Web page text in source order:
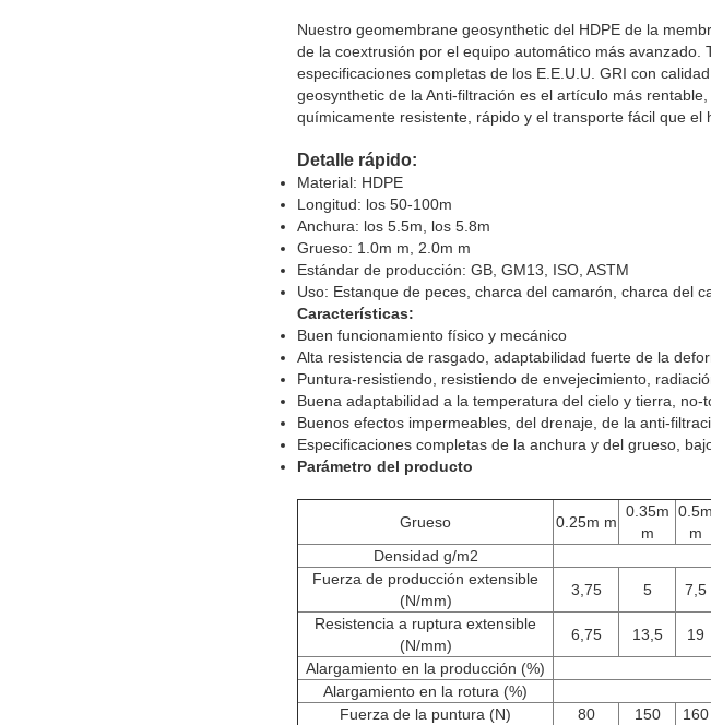
Nuestro geomembrane geosynthetic del HDPE de la
de la coextrusión por el equipo automático más avanzado.
especificaciones completas de los E.E.U.U. GRI con
geosynthetic de la Anti-filtración es el artículo más
químicamente resistente, rápido y el transporte fácil que el
Detalle rápido:
Material: HDPE
Longitud: los 50-100m
Anchura: los 5.5m, los 5.8m
Grueso: 1.0m m, 2.0m m
Estándar de producción: GB, GM13, ISO, ASTM
Uso: Estanque de peces, charca del camarón, charca del
Características:
Buen funcionamiento físico y mecánico
Alta resistencia de rasgado, adaptabilidad fuerte de la
Puntura-resistiendo, resistiendo de envejecimiento,
Buena adaptabilidad a la temperatura del cielo y tierra, no-
Buenos efectos impermeables, del drenaje, de la anti-
Especificaciones completas de la anchura y del grueso,
Parámetro del producto
Grueso 0.25m m
0.35m
m
0.5m
m
Densidad g/m2
Fuerza de producción extensible
(N/mm)
3,75 5 7,5
Resistencia a ruptura extensible
(N/mm)
6,75 13,5 19
Alargamiento en la producción (%)
Alargamiento en la rotura (%)
Fuerza de la puntura (N)
80 150 160